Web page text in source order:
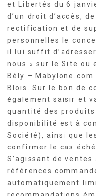
et Libertés du 6
d’un droit d’accès,
rectification et de
personnelles le
il lui suffit
nous » sur le Site ou
Bély –
Blois. Sur le bon de
également saisir et
quantité des
disponibilité est à
Société), ainsi que
confirmer le cas
S’agissant de
références
automatiquement